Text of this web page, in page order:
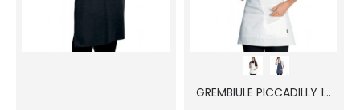
GREMBIULE PICCADILLY 100% cot